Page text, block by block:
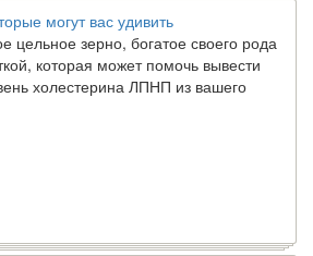
могут вас удивить
цельное зерно, богатое своего рода
которая может помочь вывести
холестерина ЛПНП из вашего